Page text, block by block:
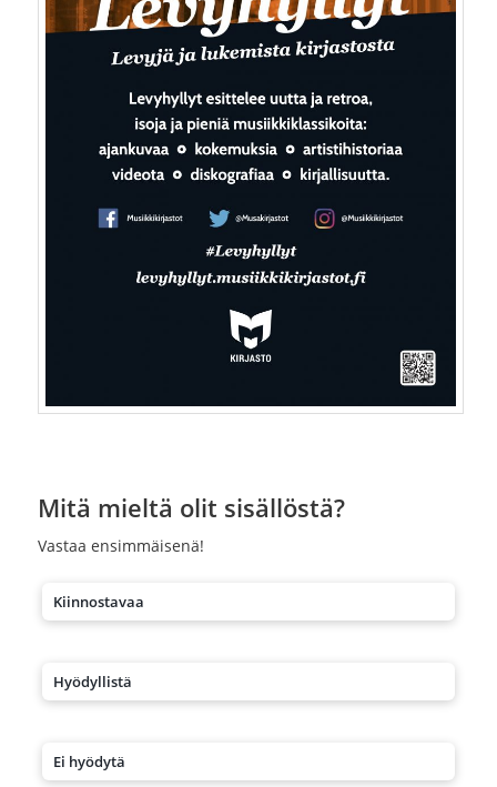
Mitä mieltä olit sisällöstä?
Vastaa ensimmäisenä!
Kiinnostavaa
Hyödyllistä
Ei hyödytä